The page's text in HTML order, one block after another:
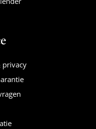
privacy